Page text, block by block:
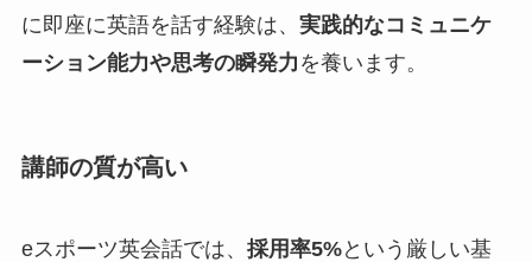
に即座に英語を話す経験は、 実践的なコミュニケ
ーション能力や思考の瞬発力 を養います。
講師の質が高い
eスポーツ英会話では、 採用率5%という厳しい基